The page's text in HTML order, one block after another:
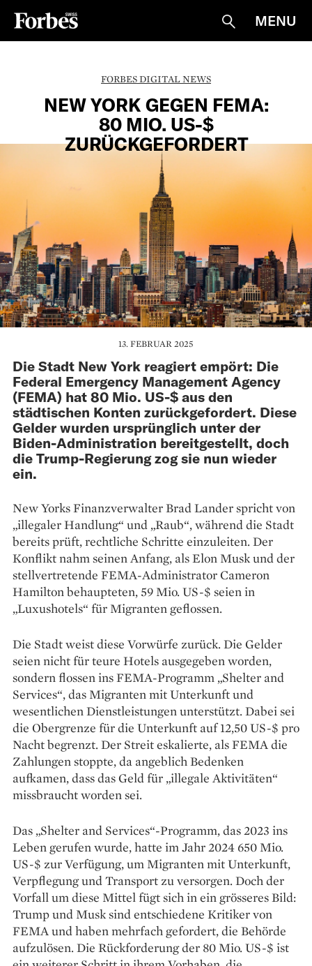
Suche
MENU
FORBES DIGITAL NEWS
NEW YORK GEGEN FEMA:
80 MIO. US-$
ZURÜCKGEFORDERT
13. FEBRUAR 2025
Die Stadt New York reagiert empört: Die
Federal Emergency Management Agency
(FEMA) hat 80 Mio. US-$ aus den
städtischen Konten zurückgefordert. Diese
Gelder wurden ursprünglich unter der
Biden-Administration bereitgestellt, doch
die Trump-Regierung zog sie nun wieder
ein.
New Yorks Finanzverwalter Brad Lander spricht von
„illegaler Handlung“ und „Raub“, während die Stadt
bereits prüft, rechtliche Schritte einzuleiten. Der
Konflikt nahm seinen Anfang, als Elon Musk und der
stellvertretende FEMA-Administrator Cameron
Hamilton behaupteten, 59 Mio. US-$ seien in
„Luxushotels“ für Migranten geflossen.
Die Stadt weist diese Vorwürfe zurück. Die Gelder
seien nicht für teure Hotels ausgegeben worden,
sondern flossen ins FEMA-Programm „Shelter and
Services“, das Migranten mit Unterkunft und
wesentlichen Dienstleistungen unterstützt. Dabei sei
die Obergrenze für die Unterkunft auf 12,50 US-$ pro
Nacht begrenzt. Der Streit eskalierte, als FEMA die
Zahlungen stoppte, da angeblich Bedenken
aufkamen, dass das Geld für „illegale Aktivitäten“
missbraucht worden sei.
Das „Shelter and Services“-Programm, das 2023 ins
Leben gerufen wurde, hatte im Jahr 2024 650 Mio.
US-$ zur Verfügung, um Migranten mit Unterkunft,
Verpflegung und Transport zu versorgen. Doch der
Vorfall um diese Mittel fügt sich in ein grösseres Bild:
Trump und Musk sind entschiedene Kritiker von
FEMA und haben mehrfach gefordert, die Behörde
aufzulösen. Die Rückforderung der 80 Mio. US-$ ist